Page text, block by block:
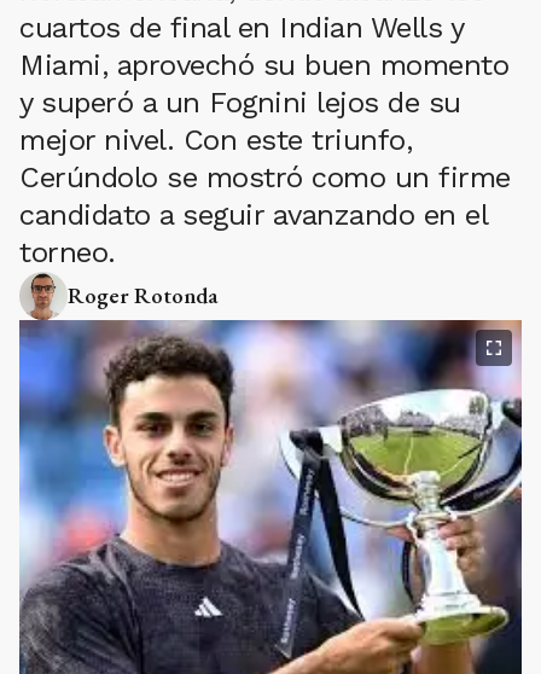
cuartos de final en Indian Wells y
Miami, aprovechó su buen momento
y superó a un Fognini lejos de su
mejor nivel. Con este triunfo,
Cerúndolo se mostró como un firme
candidato a seguir avanzando en el
torneo.
Roger Rotonda